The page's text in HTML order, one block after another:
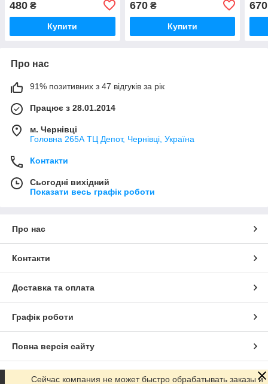
480 ₴
Купити
670₴
Купити
670
Про нас
91% позитивних з 47 відгуків за рік
Працює з 28.01.2014
м. Чернівці
Головна 265А ТЦ Депот, Чернівці, Україна
Контакти
Сьогодні вихідний
Показати весь графік роботи
Про нас
Контакти
Доставка та оплата
Графік роботи
Повна версія сайту
Сайт створено на маркетплейсі Prom.ua
Сейчас компания не может быстро обрабатывать заказы и